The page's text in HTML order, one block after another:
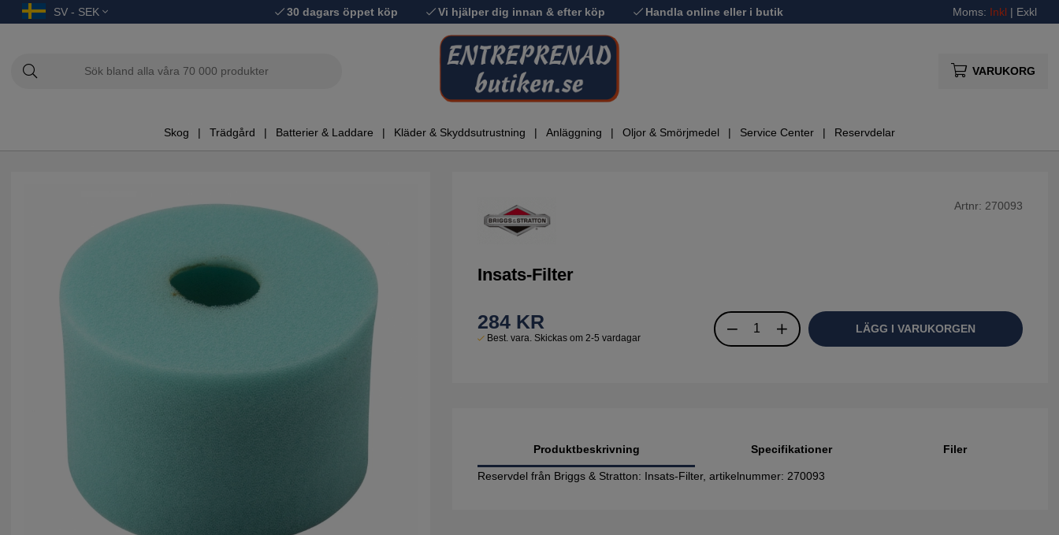
SV - SEK 30 dagars öppet köp Vi hjälper dig innan & efter köp Handla online eller i butik Moms: Inkl | Exkl
VARUKORG
Skog Trädgård Batterier & Laddare Kläder & Skyddsutrustning Anläggning Oljor & Smörjmedel Service Center Reservdelar
Artnr: 270093
Insats-Filter
284 KR
Best. vara. Skickas om 2-5 vardagar
LÄGG I VARUKORGEN
Produktbeskrivning
Reservdel från Briggs & Stratton: Insats-Filter, artikelnummer: 270093
Specifikationer Filer